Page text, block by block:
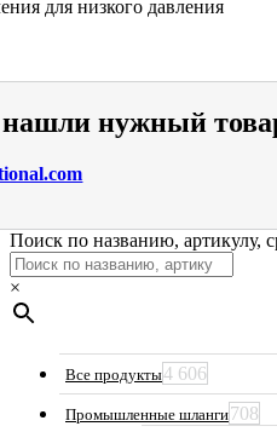
для низкого давления
нужный
Поиск по названию, артикулу,
×
Все продукты4 606
Промышленные шланги708